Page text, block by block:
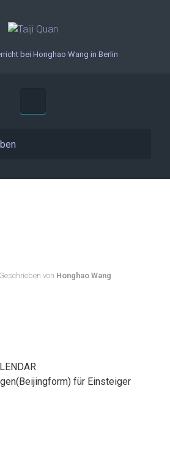
bei Honghao Wang in Berlin
Geschrieben von Honghao Wang
für Einsteiger